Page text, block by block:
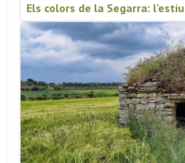
Els colors de la Segarra: l'estiu